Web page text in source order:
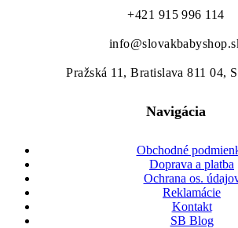
+421 915 996 114
Pražská 11, Bratislava 811 04,
Navigácia
Obchodné
Doprava a platba
Ochrana os.
Reklamácie
Kontakt
SB Blog